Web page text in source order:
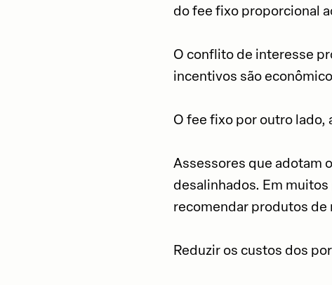
do fee fixo proporcional
O conflito de interesse
incentivos são
O fee fixo por outro lado,
Assessores que adotam
desalinhados. Em
recomendar produtos de
Reduzir os custos dos